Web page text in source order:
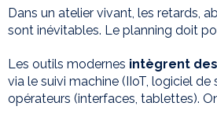
Dans un atelier vivant, les retards,
sont inévitables. Le planning doit
Les outils modernes intègrent
via le suivi machine (IIoT, logiciel de
opérateurs (interfaces, tablettes).